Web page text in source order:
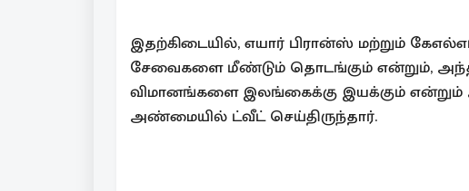
இதற்கிடையில், எயார் பிரான்ஸ் மற்றும்
சேவைகளை மீண்டும் தொடங்கும் என்றும்,
விமானங்களை இலங்கைக்கு இயக்கும்
அண்மையில் ட்வீட் செய்திருந்தார்.